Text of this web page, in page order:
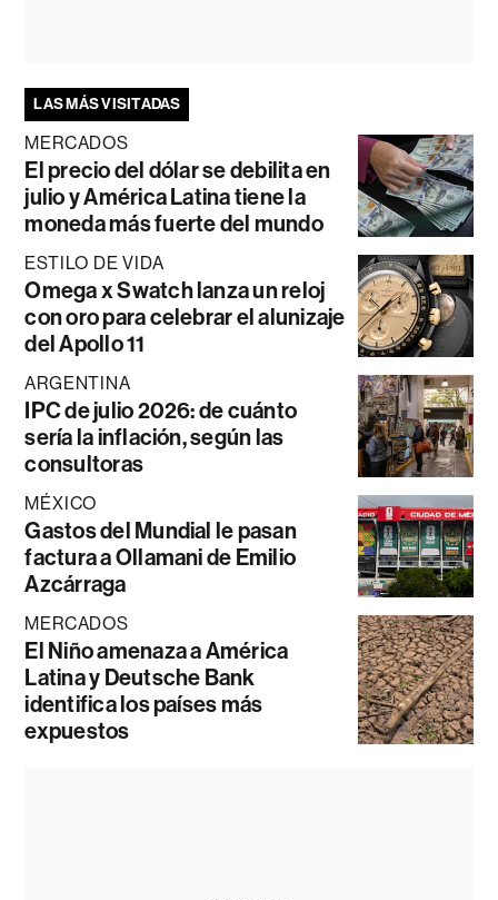
LAS MÁS VISITADAS
MERCADOS
El precio del dólar se debilita en
julio y América Latina tiene la
moneda más fuerte del mundo
ESTILO DE VIDA
Omega x Swatch lanza un reloj
con oro para celebrar el alunizaje
del Apollo 11
ARGENTINA
IPC de julio 2026: de cuánto
sería la inflación, según las
consultoras
MÉXICO
Gastos del Mundial le pasan
factura a Ollamani de Emilio
Azcárraga
MERCADOS
El Niño amenaza a América
Latina y Deutsche Bank
identifica los países más
expuestos